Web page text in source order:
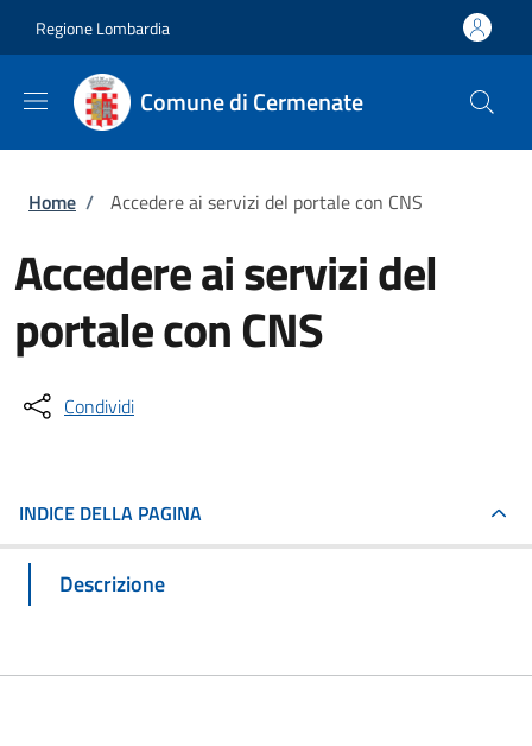
Regione Lombardia
Comune di Cermenate
Briciole di pane
Home / Accedere ai servizi del portale con CNS
Accedere ai servizi del
portale con CNS
Condividi
INDICE DELLA PAGINA
Descrizione